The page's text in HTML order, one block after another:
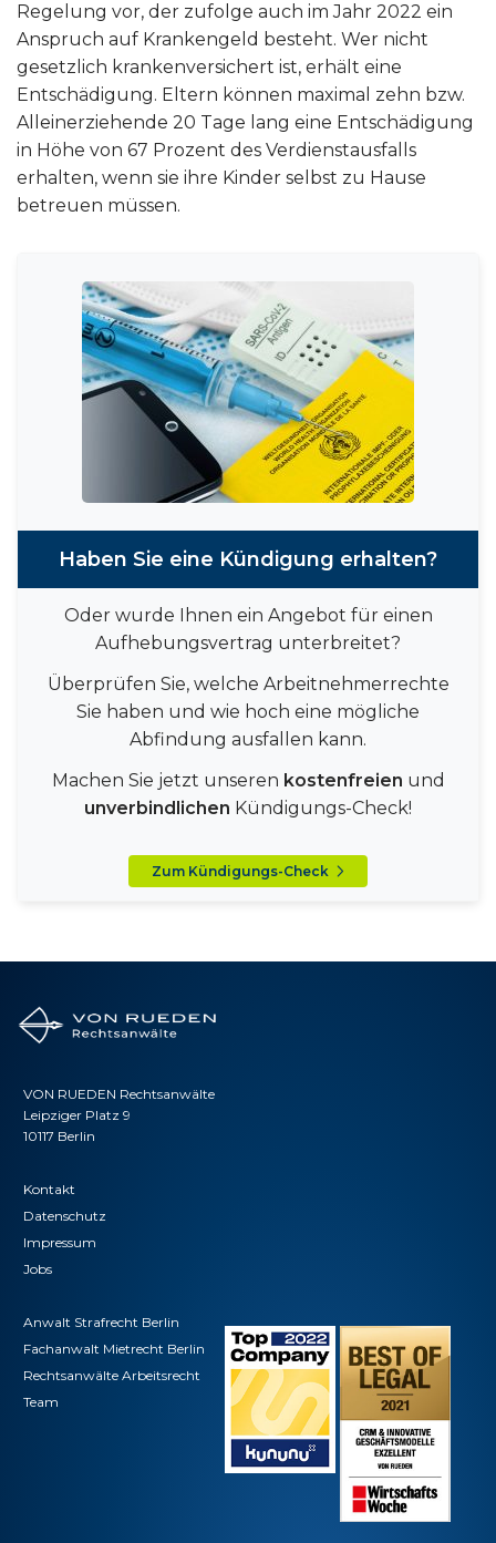
Regelung vor, der zufolge auch im Jahr 2022 ein
Anspruch auf Krankengeld besteht. Wer nicht
gesetzlich krankenversichert ist, erhält eine
Entschädigung. Eltern können maximal zehn bzw.
Alleinerziehende 20 Tage lang eine Entschädigung
in Höhe von 67 Prozent des Verdienstausfalls
erhalten, wenn sie ihre Kinder selbst zu Hause
betreuen müssen.
Haben Sie eine Kündigung erhalten?
Oder wurde Ihnen ein Angebot für einen
Aufhebungsvertrag unterbreitet?
Überprüfen Sie, welche Arbeitnehmerrechte
Sie haben und wie hoch eine mögliche
Abfindung ausfallen kann.
Machen Sie jetzt unseren kostenfreien und
unverbindlichen Kündigungs-Check!
Zum Kündigungs-Check
VON RUEDEN Rechtsanwälte
Leipziger Platz 9
10117 Berlin
Kontakt
Datenschutz
Impressum
Jobs
Anwalt Strafrecht Berlin
Fachanwalt Mietrecht Berlin
Rechtsanwälte Arbeitsrecht
Team